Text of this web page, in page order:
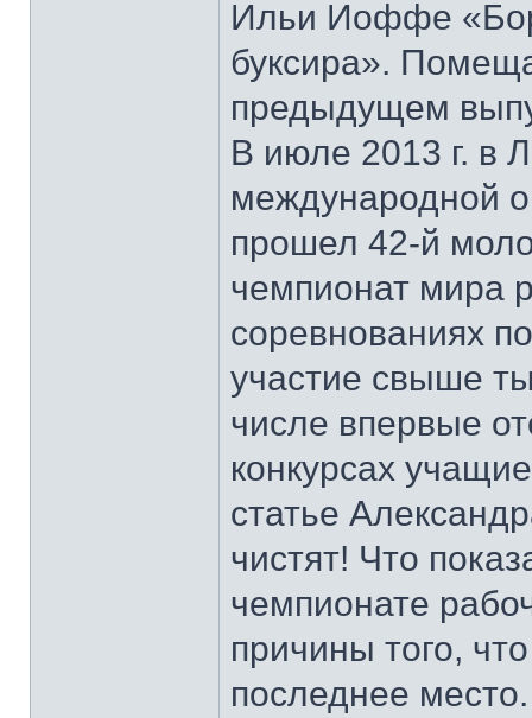
Ильи Иоффе
буксира».
предыдущем
В июле 2013 г. в
международной
прошел 42-й
чемпионат мира
соревнованиях
участие свыше
числе впервые
конкурсах
статье
чистят! Что
чемпионате
причины того,
последнее место.